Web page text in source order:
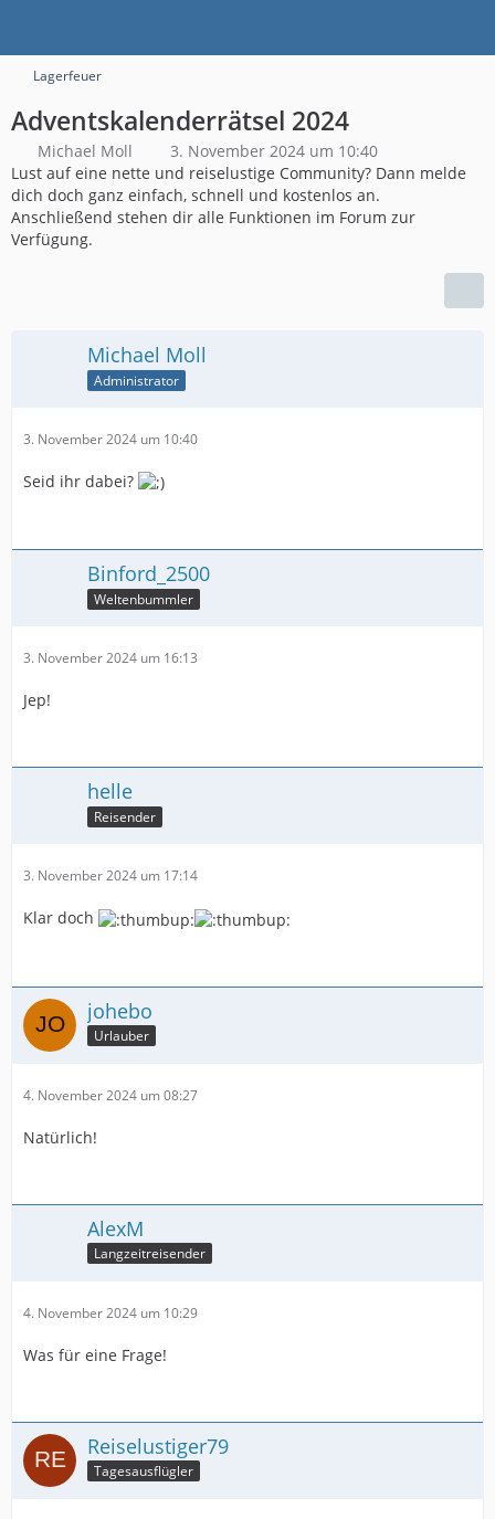
Lagerfeuer
Adventskalenderrätsel 2024
Michael Moll
3. November 2024 um 10:40
Lust auf eine nette und reiselustige Community? Dann melde
dich doch ganz einfach, schnell und kostenlos an.
Anschließend stehen dir alle Funktionen im Forum zur
Verfügung.
Michael Moll
Administrator
3. November 2024 um 10:40
Seid ihr dabei?
Binford_2500
Weltenbummler
3. November 2024 um 16:13
Jep!
helle
Reisender
3. November 2024 um 17:14
Klar doch
johebo
Urlauber
4. November 2024 um 08:27
Natürlich!
AlexM
Langzeitreisender
4. November 2024 um 10:29
Was für eine Frage!
Reiselustiger79
Tagesausflügler